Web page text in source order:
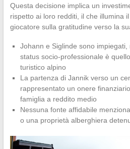
Questa decisione implica un
rispetto ai loro redditi, il che illumina
giocatore sulla gratitudine verso la
Johann e Siglinde sono
status socio-professionale è
turistico alpino
La partenza di Jannik verso un
rappresentato un onere
famiglia a reddito medio
Nessuna fonte affidabile
o una proprietà alberghiera